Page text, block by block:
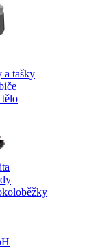
a tašky
tělo